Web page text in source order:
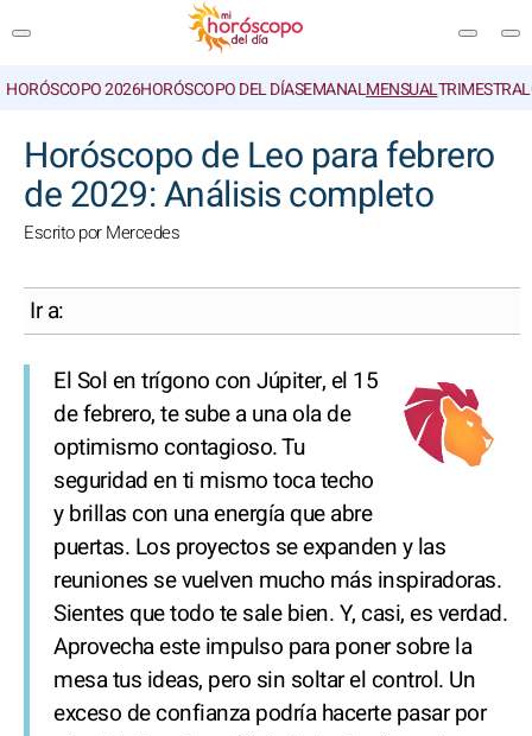
HORÓSCOPO 2026HORÓSCOPO DEL DÍASEMANALMENSUALTRIMESTRAL
Horóscopo de Leo para febrero
de 2029: Análisis completo
Escrito por Mercedes
Ir a:
El Sol en trígono con Júpiter, el 15
de febrero, te sube a una ola de
optimismo contagioso. Tu
seguridad en ti mismo toca techo
y brillas con una energía que abre
puertas. Los proyectos se expanden y las
reuniones se vuelven mucho más inspiradoras.
Sientes que todo te sale bien. Y, casi, es verdad.
Aprovecha este impulso para poner sobre la
mesa tus ideas, pero sin soltar el control. Un
exceso de confianza podría hacerte pasar por